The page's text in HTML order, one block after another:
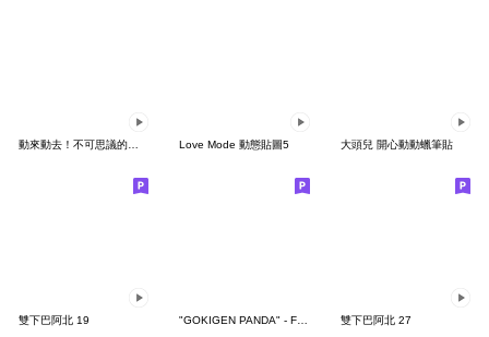
Love Mode 動態貼圖5 大頭兒 開心動動蠟筆貼
雙下巴阿北 19 "GOKIGEN PANDA" - Feeling / global 雙下巴阿北 27